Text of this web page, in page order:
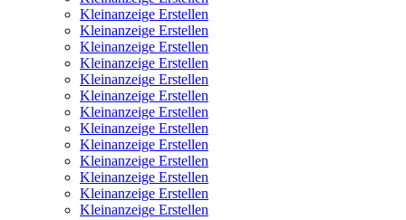
Kleinanzeige Erstellen
Kleinanzeige Erstellen
Kleinanzeige Erstellen
Kleinanzeige Erstellen
Kleinanzeige Erstellen
Kleinanzeige Erstellen
Kleinanzeige Erstellen
Kleinanzeige Erstellen
Kleinanzeige Erstellen
Kleinanzeige Erstellen
Kleinanzeige Erstellen
Kleinanzeige Erstellen
Kleinanzeige Erstellen